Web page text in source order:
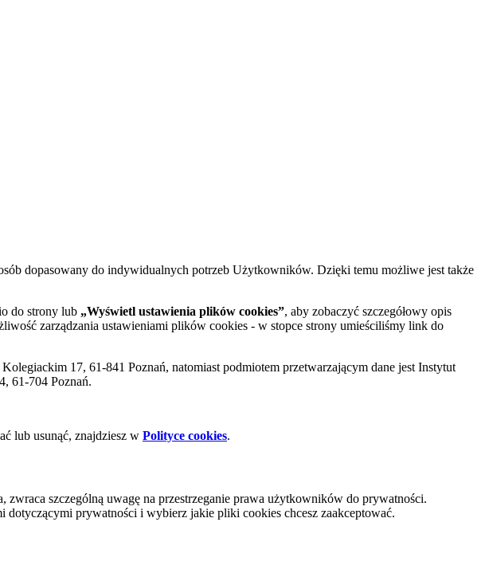
dopasowany do indywidualnych potrzeb Użytkowników. Dzięki temu możliwe jest także
do strony lub „Wyświetl ustawienia plików cookies”, aby zobaczyć szczegółowy opis
zarządzania ustawieniami plików cookies - w stopce strony umieściliśmy link do
17, 61-841 Poznań, natomiast podmiotem przetwarzającym dane jest Instytut
61-704 Poznań.
lub usunąć, znajdziesz w Polityce cookies.
szczególną uwagę na przestrzeganie prawa użytkowników do prywatności.
dotyczącymi prywatności i wybierz jakie pliki cookies chcesz zaakceptować.